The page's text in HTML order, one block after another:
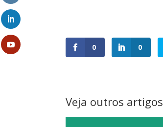
0 0
Veja outros artigos